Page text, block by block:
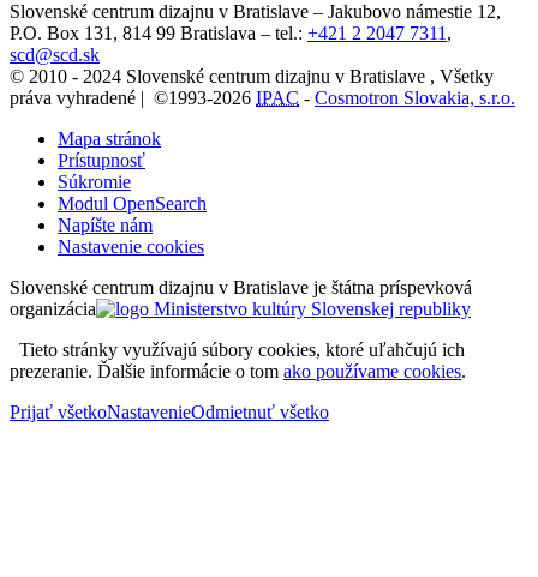
Slovenské centrum dizajnu v Bratislave – Jakubovo námestie 12,
P.O. Box 131, 814 99 Bratislava – tel.: +421 2 2047 7311 ,
scd@scd.sk
© 2010 - 2024 Slovenské centrum dizajnu v Bratislave , Všetky
práva vyhradené | ©1993-2026 IPAC - Cosmotron Slovakia, s.r.o.
Mapa stránok
Prístupnosť
Súkromie
Modul OpenSearch
Napíšte nám
Nastavenie cookies
Slovenské centrum dizajnu v Bratislave je štátna príspevková
organizácia
Tieto stránky využívajú súbory cookies, ktoré uľahčujú ich
prezeranie. Ďalšie informácie o tom ako používame cookies.
Prijať všetkoNastavenieOdmietnuť všetko